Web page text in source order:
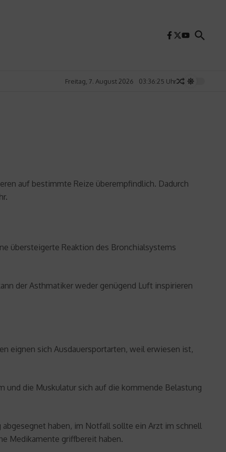
Freitag, 7. August 2026 03:36:26 Uhr
auf bestimmte Reize überempfindlich. Dadurch
übersteigerte Reaktion des Bronchialsystems
der Asthmatiker weder genügend Luft inspirieren
eignen sich Ausdauersportarten, weil erwiesen ist,
die Muskulatur sich auf die kommende Belastung
haben, im Notfall sollte ein Arzt im schnell
Medikamente griffbereit haben.